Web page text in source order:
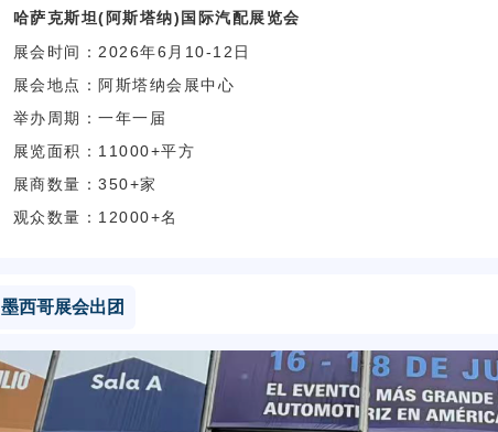
哈萨克斯坦(阿斯塔纳)国际汽配展览会
展会时间：2026年6月10-12日
展会地点：阿斯塔纳会展中心
举办周期：一年一届
展览面积：11000+平方
展商数量：350+家
观众数量：12000+名
墨西哥展会出团